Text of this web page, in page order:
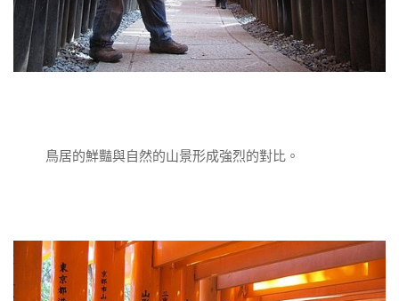
鳥居的鮮豔與自然的山景形成強烈的對比。